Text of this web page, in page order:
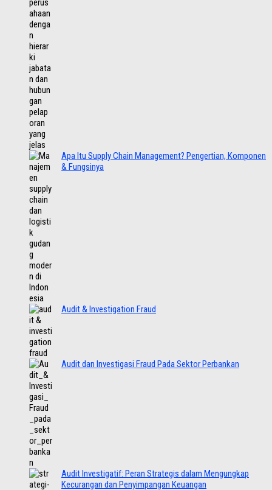
Apa Itu Supply Chain Management? Pengertian, Komponen
& Fungsinya
Audit & Investigation Fraud
Audit dan Investigasi Fraud Pada Sektor Perbankan
Audit Investigatif: Peran Strategis dalam Mengungkap
Kecurangan dan Penyimpangan Keuangan